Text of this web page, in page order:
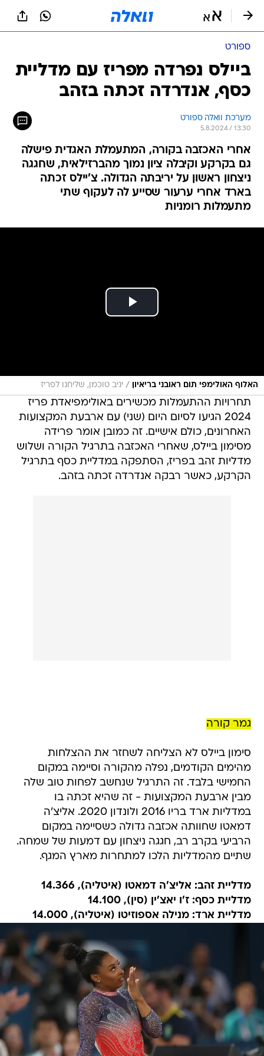
ספורט
ביילס נפרדה מפריז עם מדליית
כסף, אנדרדה זכתה בזהב
מערכת וואלה ספורט
5.8.2024 / 13:30
אחרי האכזבה בקורה, המתעמלת האגדית פישלה
גם בקרקע וקיבלה ציון נמוך מהברזילאית, שחגגה
ניצחון ראשון על יריבתה הגדולה. צ'יילס זכתה
בארד אחרי ערעור שסייע לה לעקוף שתי
מתעמלות רומניות
האלוף האולימפי תום ראובני בריאיון / יניב טוכמן, שליחנו לפריז
תחרויות ההתעמלות מכשירים באולימפיאדת פריז
2024 הגיעו לסיום היום (שני) עם ארבעת המקצועות
האחרונים, כולם אישיים. זה כמובן אומר פרידה
מסימון ביילס, שאחרי האכזבה בתרגיל הקורה ושלוש
מדליות זהב בפריז, הסתפקה במדליית כסף בתרגיל
הקרקע, כאשר רבקה אנדרדה זכתה בזהב.
גמר קורה
סימון ביילס לא הצליחה לשחזר את ההצלחות
מהימים הקודמים, נפלה מהקורה וסיימה במקום
החמישי בלבד. זה התרגיל שנחשב לפחות טוב שלה
מבין ארבעת המקצועות - זה שהיא זכתה בו
במדליות ארד בריו 2016 ולונדון 2020. אליצ'ה
דמאטו שחוותה אכזבה גדולה כשסיימה במקום
הרביעי בקרב רב, חגגה ניצחון עם דמעות של שמחה.
שתיים מהמדליות הלכו למתחרות מארץ המגף.
מדליית זהב: אליצ'ה דמאטו (איטליה), 14.366
מדליית כסף: ז'ו יאצ'ין (סין), 14.100
מדליית ארד: מנילה אספוזיטו (איטליה), 14.000